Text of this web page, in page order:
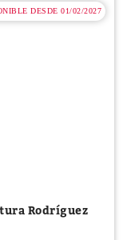
DESDE 01/02/2027
Rodríguez